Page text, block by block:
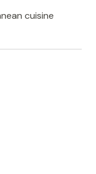
cuisine